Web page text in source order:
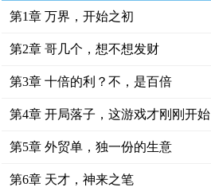
第1章 万界，开始之初
第2章 哥几个，想不想发财
第3章 十倍的利？不，是百倍
第4章 开局落子，这游戏才刚刚开始
第5章 外贸单，独一份的生意
第6章 天才，神来之笔